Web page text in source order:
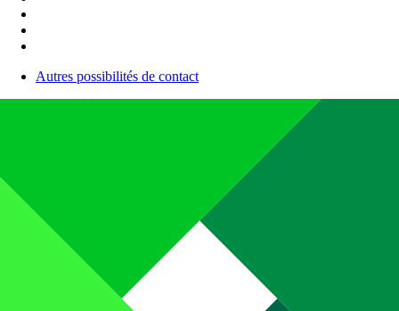
Autres possibilités de contact